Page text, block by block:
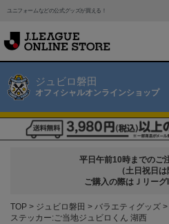
ユニフォームなどの公式グッズが買える！
ジュビロ磐田
オフィシャルオンラインショップ
平日午前10時までのご
（土日祝日は
ご購入の際はＪリーグ
TOP ジュビロ磐田 バラエティグッズ
ステッカー:ご当地ジュビロくん 湖西